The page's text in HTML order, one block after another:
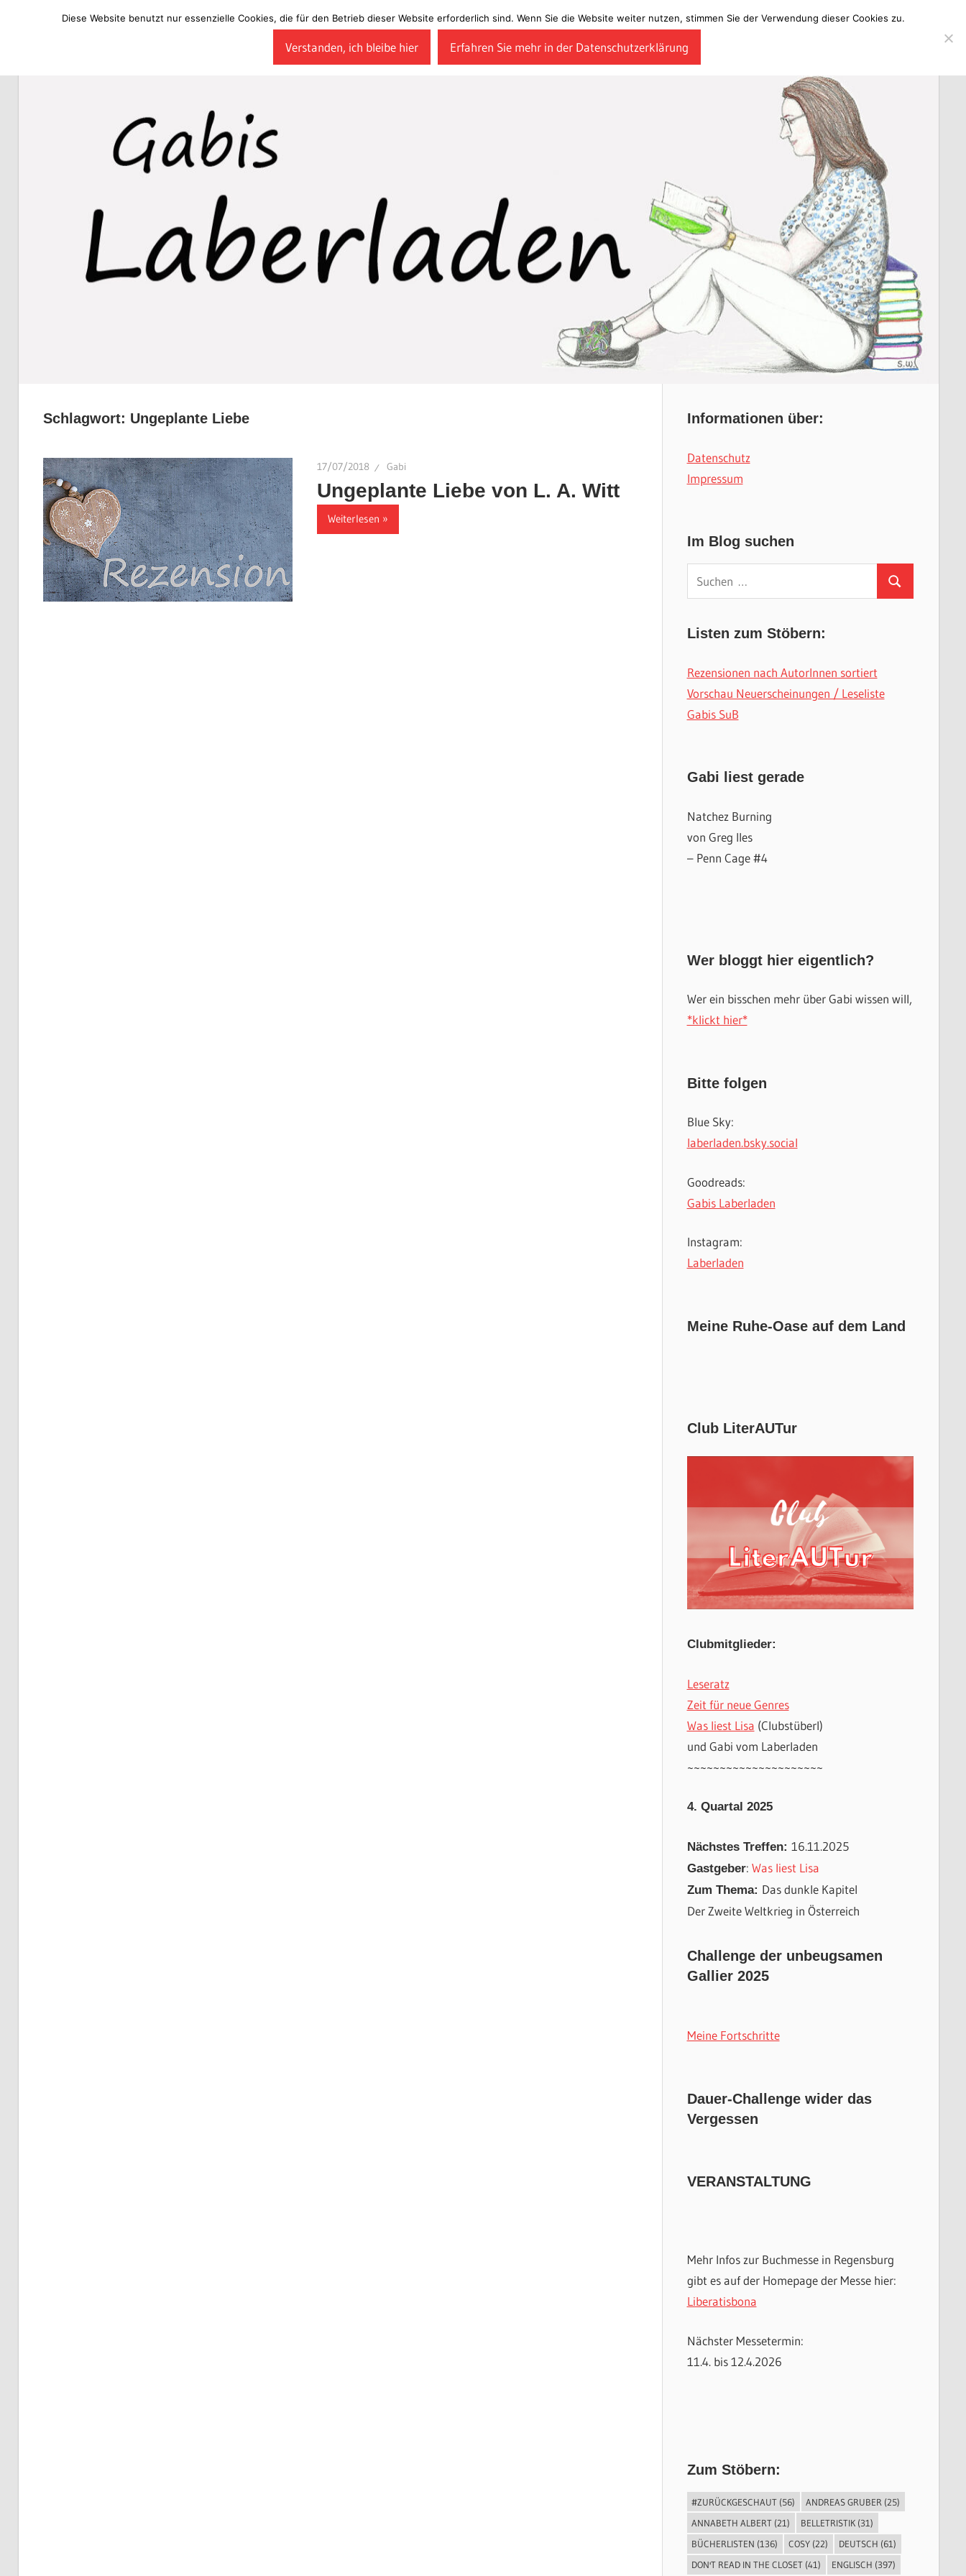
Schlagwort: Ungeplante Liebe
17/07/2018 Gabi
Ungeplante Liebe von L. A. Witt
Weiterlesen
Informationen über:
Datenschutz
Impressum
Im Blog suchen
Suchen
nach:
Suchen
Listen zum Stöbern:
Rezensionen nach AutorInnen sortiert
Vorschau Neuerscheinungen / Leseliste
Gabis SuB
Gabi liest gerade
Natchez Burning
von Greg Iles
– Penn Cage #4
Wer bloggt hier eigentlich?
Wer ein bisschen mehr über Gabi wissen will,
*klickt hier*
Bitte folgen
Blue Sky:
laberladen.bsky.social
Goodreads:
Gabis Laberladen
Instagram:
Laberladen
Meine Ruhe-Oase auf dem Land
Club LiterAUTur
Clubmitglieder:
Leseratz
Zeit für neue Genres
Was liest Lisa (Clubstüberl)
und Gabi vom Laberladen
~~~~~~~~~~~~~~~~~~~~~
4. Quartal 2025
Nächstes Treffen: 16.11.2025
Gastgeber: Was liest Lisa
Zum Thema: Das dunkle Kapitel
Der Zweite Weltkrieg in Österreich
Challenge der unbeugsamen
Gallier 2025
Meine Fortschritte
Dauer-Challenge wider das
Vergessen
VERANSTALTUNG
Mehr Infos zur Buchmesse in Regensburg
gibt es auf der Homepage der Messe hier:
Liberatisbona
Nächster Messetermin:
11.4. bis 12.4.2026
Zum Stöbern:
#ZURÜCKGESCHAUT (56) ANDREAS GRUBER (25)
ANNABETH ALBERT (21) BELLETRISTIK (31)
BÜCHERLISTEN (136) COSY (22) DEUTSCH (61)
DON'T READ IN THE CLOSET (41) ENGLISCH (397)
Diese Website benutzt nur essenzielle Cookies, die für den Betrieb dieser Website erforderlich sind. Wenn Sie die Website weiter nutzen, stimmen Sie der Verwendung dieser Cookies zu.
Verstanden, ich bleibe hier Erfahren Sie mehr in der Datenschutzerklärung